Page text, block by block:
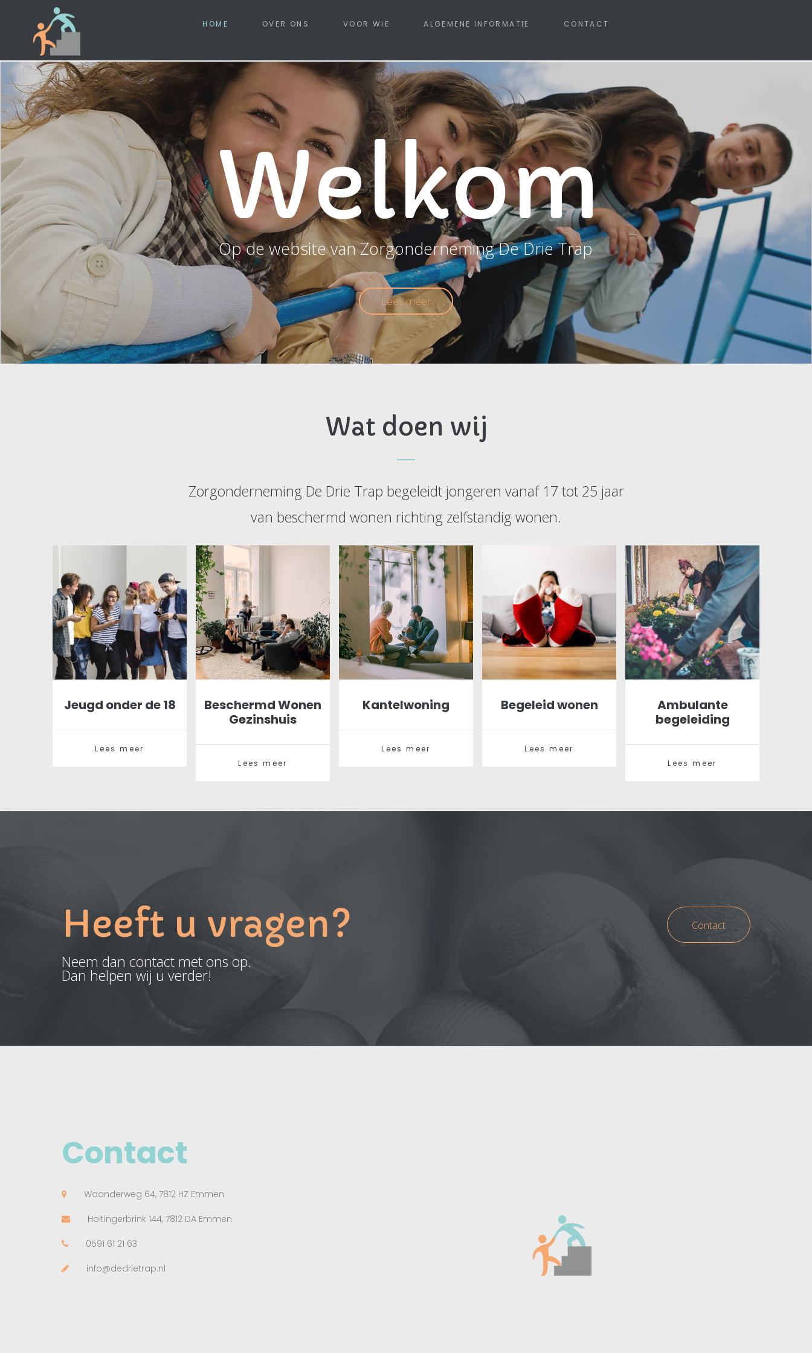
HOME OVER ONS VOOR WIE ALGEMENE INFORMATIE CONTACT
Welkom
Op de website van Zorgonderneming De Drie Trap
Lees meer
Wat doen wij
Zorgonderneming De Drie Trap begeleidt jongeren vanaf 17 tot 25 jaar
van beschermd wonen richting zelfstandig wonen.
Jeugd onder de 18
Lees meer
Beschermd Wonen
Gezinshuis
Lees meer
Kantelwoning
Lees meer
Begeleid wonen
Lees meer
Ambulante
begeleiding
Lees meer
Heeft u vragen?
Neem dan contact met ons op.
Dan helpen wij u verder!
Contact
Contact
Waanderweg 64, 7812 HZ Emmen
Holtingerbrink 144, 7812 DA Emmen
0591 61 21 63
info@dedrietrap.nl